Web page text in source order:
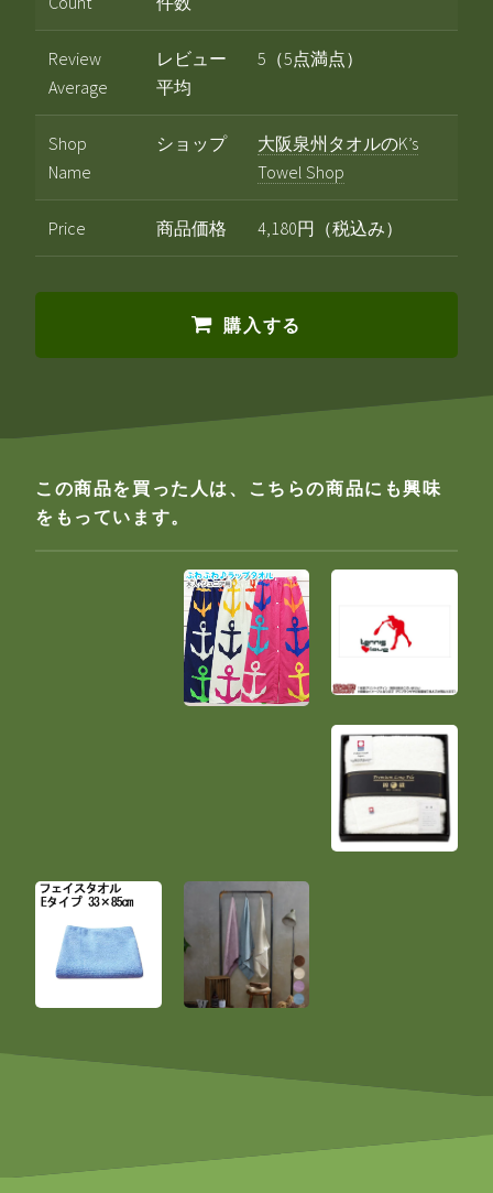
Review
Average
レビュー
平均
5（5点満点）
Shop
Name
ショップ
大阪泉州タオルのK’s
Towel Shop
Price 商品価格 4,180円（税込み）
購入する
この商品を買った人は、こちらの商品にも興味
をもっています。